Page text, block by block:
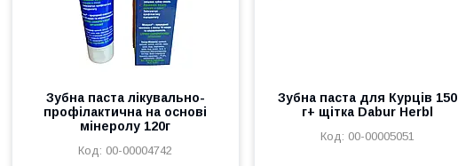
Зубна паста лікувально-
профілактична на основі
мінеролу 120г
00-00004742
Зубна паста для Курців 150
г+ щітка Dabur Herbl
00-00005051